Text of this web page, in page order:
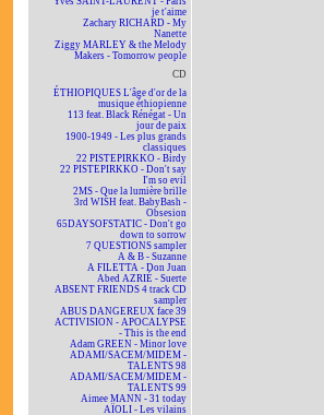
je t'aime
Zachary RICHARD - My
Nanette
Ziggy MARLEY & the Melody
Makers - Tomorrow people
CD
ÉTHIOPIQUES L'âge d'or de la
musique éthiopienne
113 feat. Black Rénégat - Un
jour de paix
1900-1949 - Les plus grands
classiques
22 PISTEPIRKKO - Birdy
22 PISTEPIRKKO - Don't say
I'm so evil
2MS - Que la lumière brille
3rd WISH feat. BabyBash -
Obsesion
65DAYSOFSTATIC - Don't go
down to sorrow
7 QUESTIONS sampler
A & B - Suzanne
A FILETTA - Don Juan
Abed AZRIÉ - Suerte
ABSENT FRIENDS 4 track CD
sampler
ABUS DANGEREUX face 39
ACTIVISION - APOCALYPSE
- This is the end
Adam GREEN - Minor love
ADAMI/SACEM/MIDEM -
TALENTS 98
ADAMI/SACEM/MIDEM -
TALENTS 99
Aimee MANN - 31 today
AÏOLI - Les vilains